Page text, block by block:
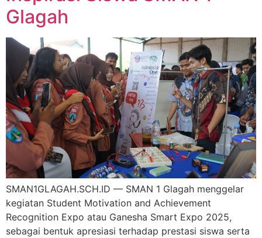
Glagah
SMAN1GLAGAH.SCH.ID — SMAN 1 Glagah menggelar
kegiatan Student Motivation and Achievement
Recognition Expo atau Ganesha Smart Expo 2025,
sebagai bentuk apresiasi terhadap prestasi siswa serta